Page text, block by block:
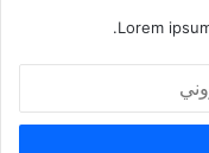
Lorem